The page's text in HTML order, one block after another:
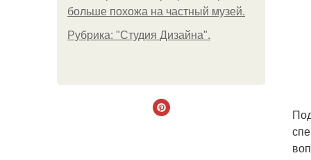
больше похожа на частный музей.
Рубрика: "Студия Дизайна".